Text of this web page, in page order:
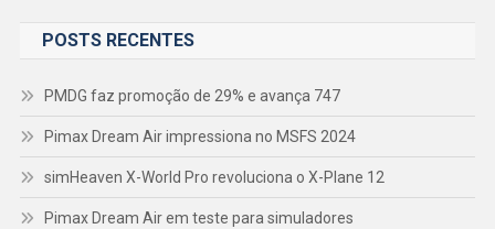
POSTS RECENTES
PMDG faz promoção de 29% e avança 747
Pimax Dream Air impressiona no MSFS 2024
simHeaven X-World Pro revoluciona o X-Plane 12
Pimax Dream Air em teste para simuladores